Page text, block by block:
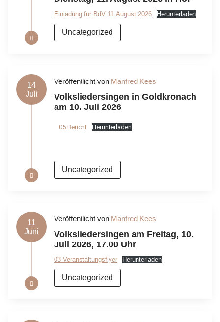
Einladung für BdV 11.August 2026 Herunterladen
Uncategorized
14
Juli
Veröffentlicht von Manfred Kees
Volksliedersingen in Goldkronach
am 10. Juli 2026
05 Bericht Herunterladen
Uncategorized
11
Juni
Veröffentlicht von Manfred Kees
Volksliedersingen am Freitag, 10.
Juli 2026, 17.00 Uhr
03 Veranstaltungsflyer Herunterladen
Uncategorized